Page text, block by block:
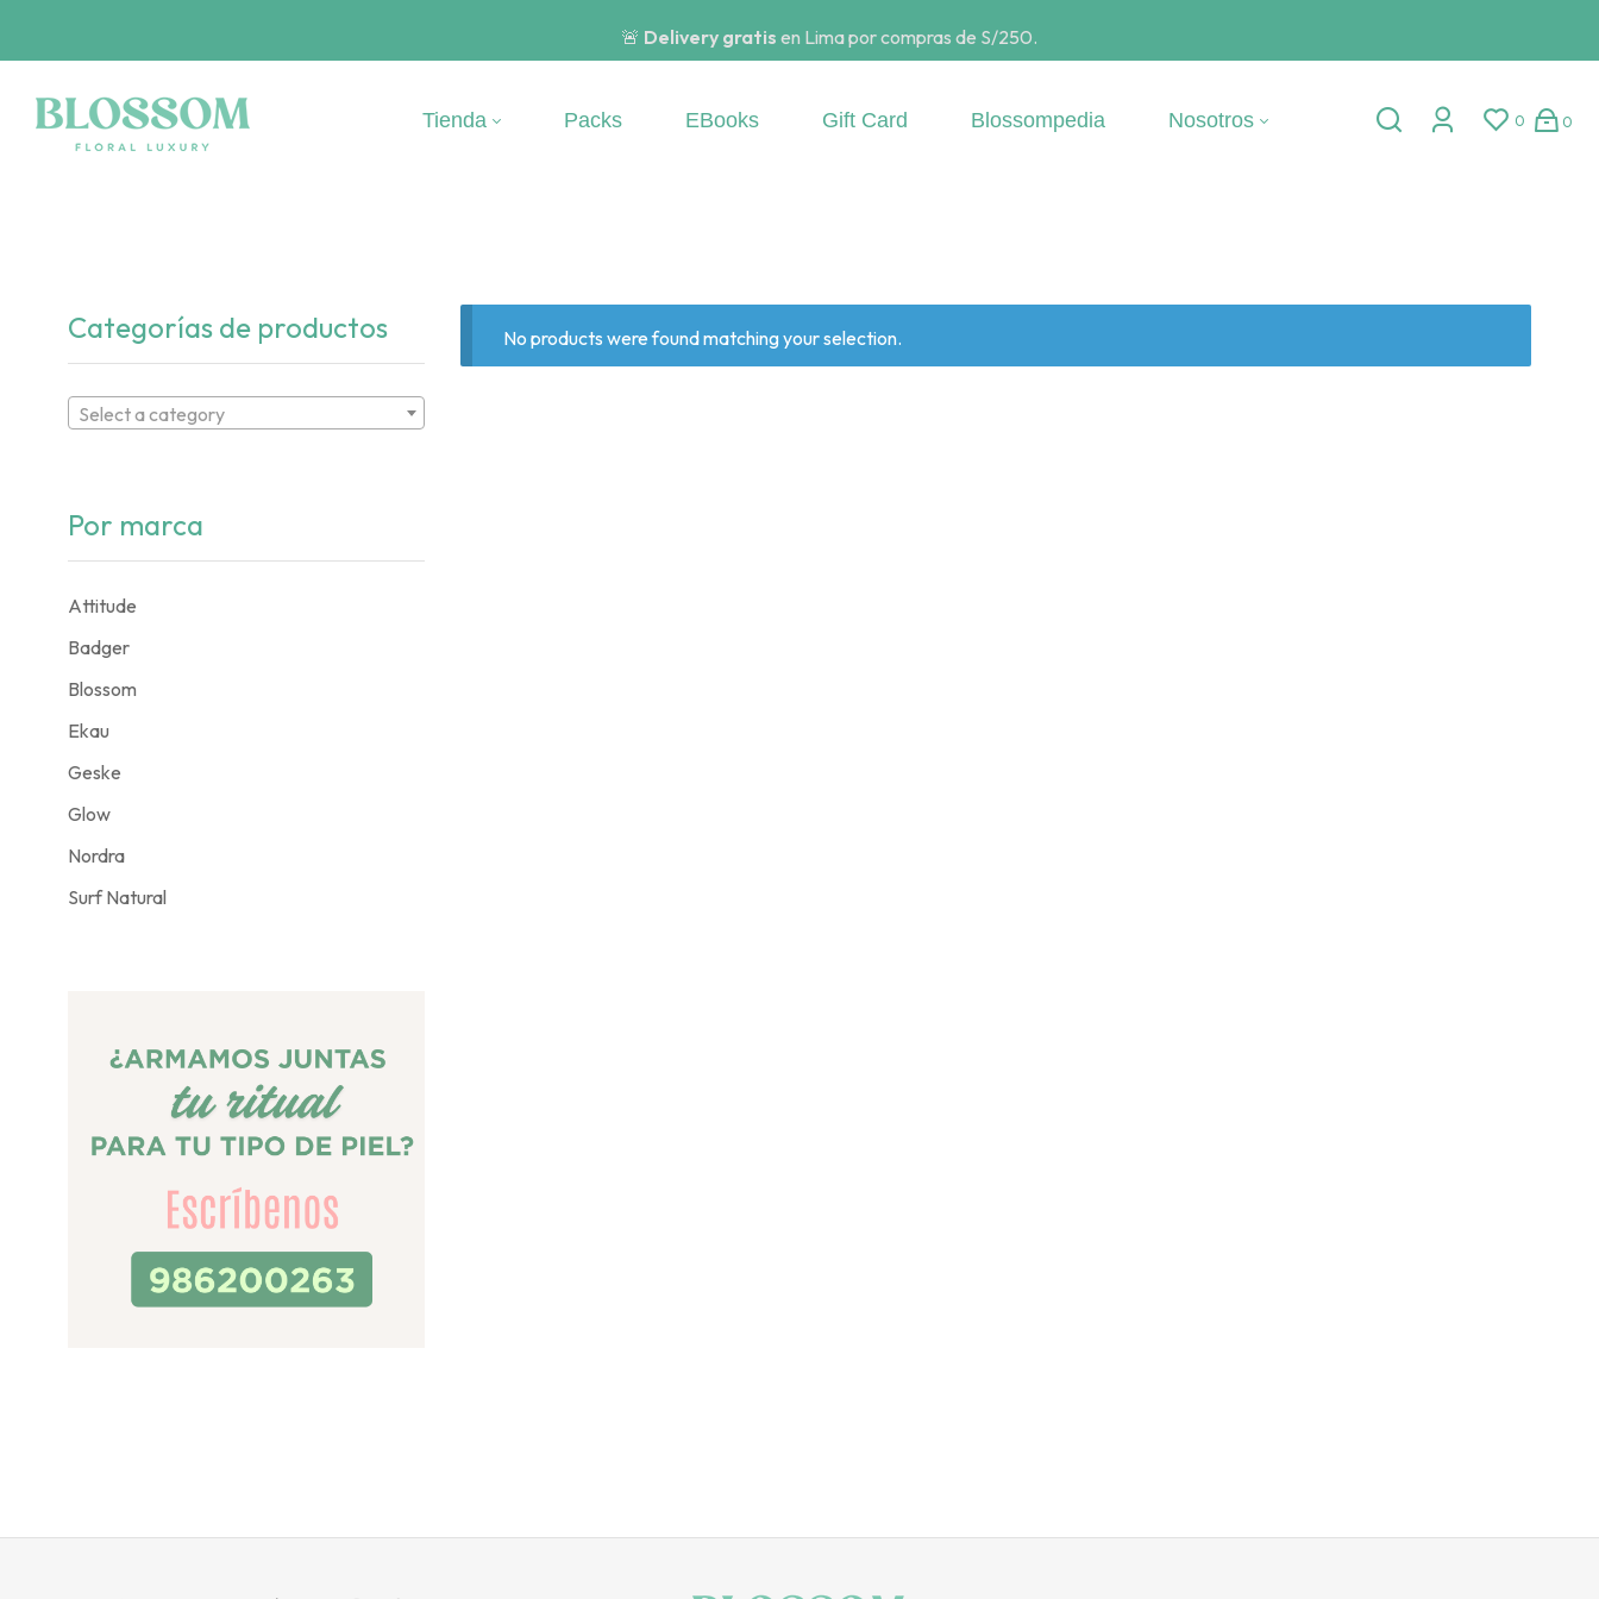
🚨 Delivery gratis en Lima por compras de S/250.
Tienda Packs EBooks Gift Card Blossompedia Nosotros 0 0
No products were found matching your selection.
Categorías de productos
Select a category
Por marca
Attitude
Badger
Blossom
Ekau
Geske
Glow
Nordra
Surf Natural